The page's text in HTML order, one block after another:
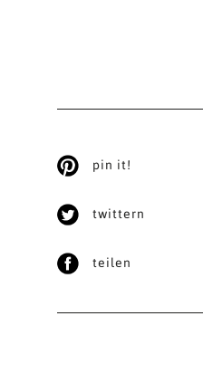
pin it!
twittern
teilen